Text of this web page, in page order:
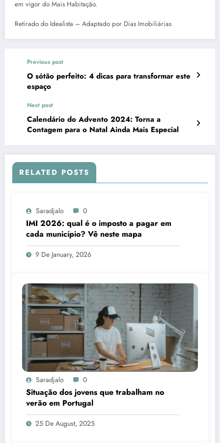
em vigor do Mais Habitação.
Retirado do Idealista – Adaptado por Dias Imobiliárias
Previous post
O sótão perfeito: 4 dicas para transformar este
espaço
Next post
Calendário do Advento 2024: Torna a
Contagem para o Natal Ainda Mais Especial
RELATED POSTS
Saradjalo 0
IMI 2026: qual é o imposto a pagar em
cada município? Vê neste mapa
9 De January, 2026
Saradjalo 0
Situação dos jovens que trabalham no
verão em Portugal
25 De August, 2025